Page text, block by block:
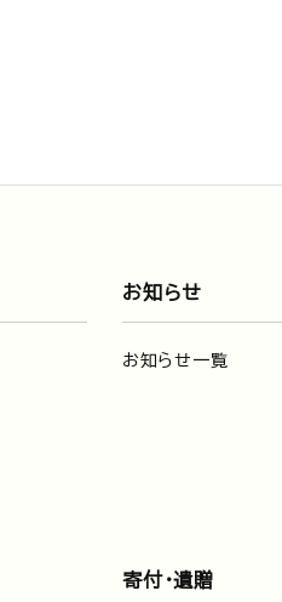
お知らせ
お知らせ一覧
寄付・遺贈